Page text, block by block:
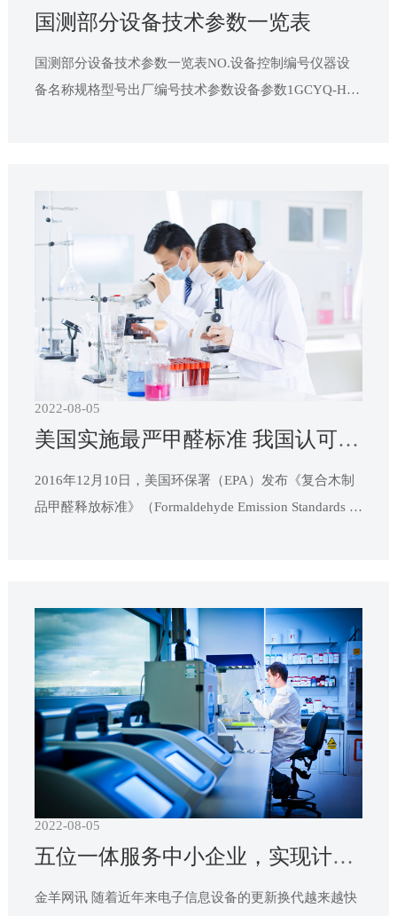
国测部分设备技术参数一览表
国测部分设备技术参数一览表NO.设备控制编号仪器设
备名称规格型号出厂编号技术参数设备参数1GCYQ-HJ-
2022-08-05
美国实施最严甲醛标准 我国认可机构积极应对
2016年12月10日，美国环保署（EPA）发布《复合木制
品甲醛释放标准》（Formaldehyde Emission Standards fo
市场，近年来我国每年输美木制品总额约为200至300亿
美元。
2022-08-05
五位一体服务中小企业，实现计量检测全方位覆盖
金羊网讯 随着近年来电子信息设备的更新换代越来越快